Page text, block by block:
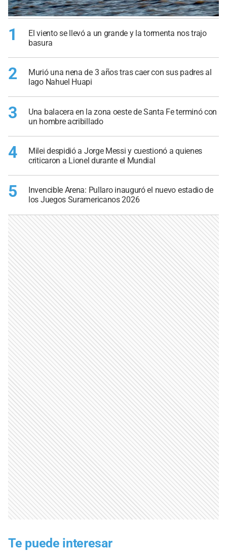
1
El viento se llevó a un grande y la tormenta nos trajo
basura
2
Murió una nena de 3 años tras caer con sus padres al
lago Nahuel Huapi
3
Una balacera en la zona oeste de Santa Fe terminó con
un hombre acribillado
4
Milei despidió a Jorge Messi y cuestionó a quienes
criticaron a Lionel durante el Mundial
5
Invencible Arena: Pullaro inauguró el nuevo estadio de
los Juegos Suramericanos 2026
Te puede interesar